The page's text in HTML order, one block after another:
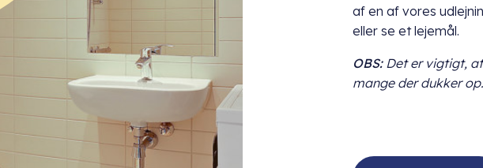
af en af vores
eller se et lejemål.
OBS: Det er vigtigt,
mange der dukker op.